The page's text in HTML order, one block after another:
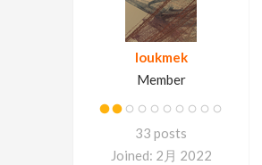
loukmek
Member
33 posts
Joined: 2月 2022